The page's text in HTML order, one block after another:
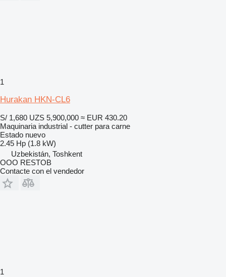
1
Hurakan HKN-CL6
S/ 1,680 UZS 5,900,000 ≈ EUR 430.20
Maquinaria industrial - cutter para carne
Estado nuevo
2.45 Hp (1.8 kW)
Uzbekistán, Toshkent
OOO RESTOB
Contacte con el vendedor
1